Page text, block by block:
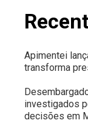
Apimentei
transforma
investigados
decisões em